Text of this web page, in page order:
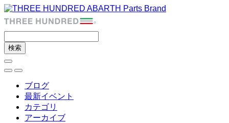
ブログ
最新イベント
カテゴリ
アーカイブ